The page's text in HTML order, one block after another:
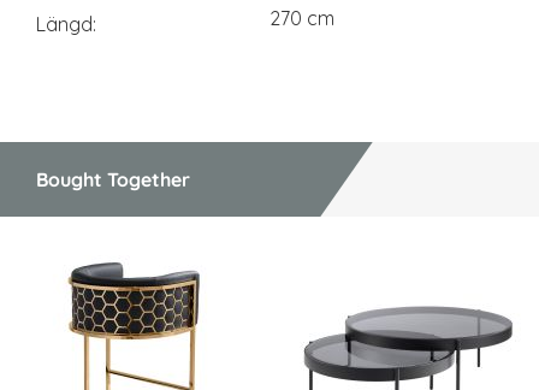
Längd
270 cm
Bought Together